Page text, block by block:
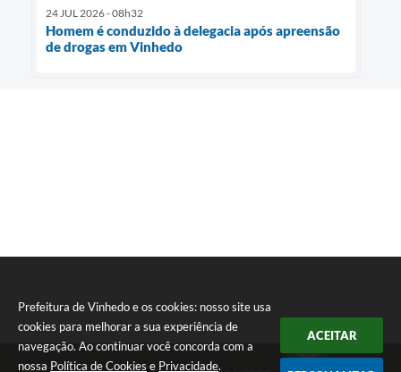
Prefeitura de Vinhedo e os cookies: nosso site usa
cookies para melhorar a sua experiência de
navegação. Ao continuar você concorda com a
nossa Política de Cookies e Privacidade.
ACEITAR
24 JUL 2026 - 08h32
Homem é conduzido à delegacia após apreensão
de drogas em Vinhedo